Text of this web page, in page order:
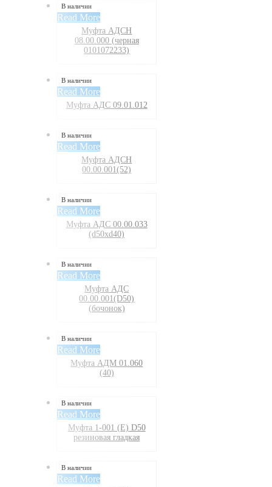
В наличии
Read More
Муфта АДСН
08.00.000 (черная
0101072233)
В наличии
Read More
Муфта АДС 09.01.012
В наличии
Read More
Муфта АДСН
00.00.001(52)
В наличии
Read More
Муфта АДС 00.00.033
(d50xd40)
В наличии
Read More
Муфта АДС
00.00.001(D50)
(бочонок)
В наличии
Read More
Муфта АДМ 01.060
(40)
В наличии
Read More
Муфта 1-001 (Е) D50
резиновая гладкая
В наличии
Read More